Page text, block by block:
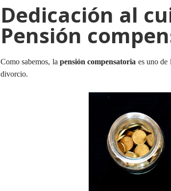
Dedicación al
Pensión
Como sabemos, la pensión compensatoria es uno de
divorcio.